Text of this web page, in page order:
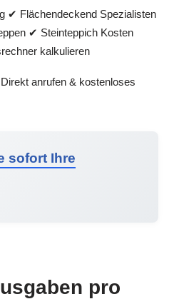
✔ Flächendeckend Spezialisten
✔ Steinteppich Kosten
kalkulieren
anrufen & kostenloses
sofort Ihre
pro